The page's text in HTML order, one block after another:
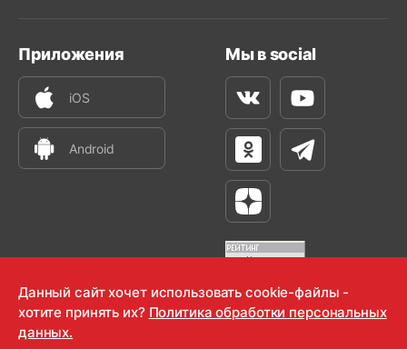
Приложения
iOS
Android
Мы в social
ВконтактеYoutube
Одноклассники
Телеграм
Яндекс Дзен
OOO "Радио-Любовь" 2000-2026
Данный сайт хочет использовать cookie-файлы -
хотите принять их? Политика обработки персональных
данных.